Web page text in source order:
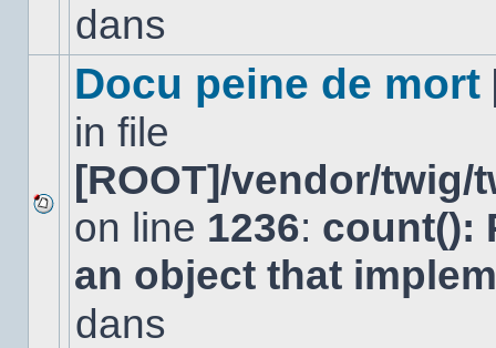
sujet.
dans
Aucun
nouveau
message
non-
dans
Docu peine de mort
in file
[ROOT]/vendor/
on line 1236: count():
an object that
dans